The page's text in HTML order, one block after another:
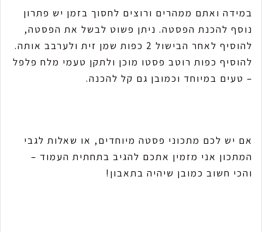
במידה ואתם ממהרים ורוצים לחסוך בזמן יש פתרון
נוסף להכנת הפסטה. ניתן פשוט לבשל את הפסטה,
להוסיף לאחר הבישול 2 כפות שמן זית ולערבב אותה.
להוסיף כפות רוטב פסטו מוכן ולתקן טעמי מלח פלפל
– טעים במיוחד וכמובן גם קל להכנה.
אם יש לכם מתכוני פסטה מיוחדים, או שאלות לגבי
המתכון אני מזמין אתכם להגיב בתחתית העמוד –
והכי חשוב כמובן שיהיה בתאבון!